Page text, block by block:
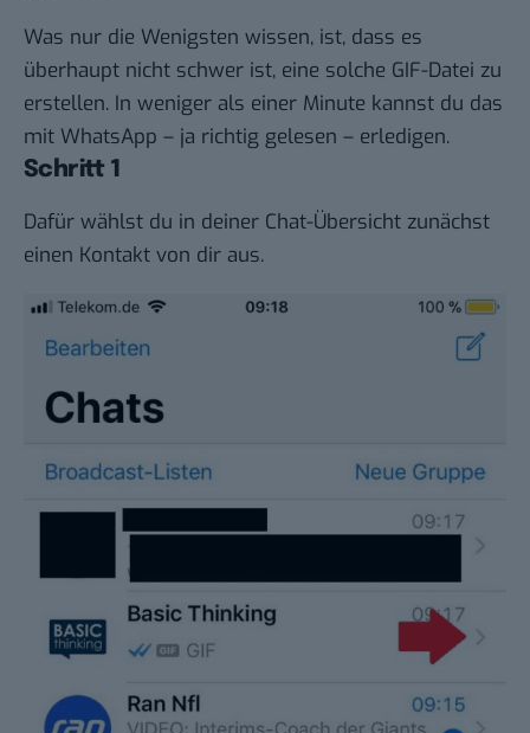
Was nur die Wenigsten wissen, ist, dass es
überhaupt nicht schwer ist, eine solche GIF-Datei zu
erstellen. In weniger als einer Minute kannst du das
mit WhatsApp – ja richtig gelesen – erledigen.
Schritt 1
Dafür wählst du in deiner Chat-Übersicht zunächst
einen Kontakt von dir aus.